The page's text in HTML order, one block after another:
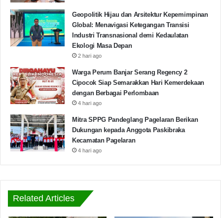
Copy URL
Geopolitik Hijau dan Arsitektur Kepemimpinan
Global: Menavigasi Ketegangan Transisi
Industri Transnasional demi Kedaulatan
Ekologi Masa Depan
2 hari ago
Warga Perum Banjar Serang Regency 2
Cipocok Siap Semarakkan Hari Kemerdekaan
dengan Berbagai Perlombaan
4 hari ago
Mitra SPPG Pandeglang Pagelaran Berikan
Dukungan kepada Anggota Paskibraka
Kecamatan Pagelaran
4 hari ago
Related Articles